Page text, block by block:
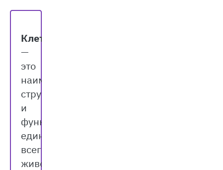
Клетка
—
это
наименьшая
структурная
и
функциональная
единица
всего
живого.